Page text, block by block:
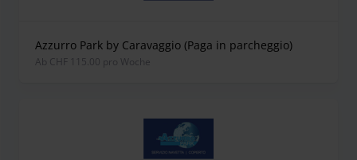
Azzurro Park by Caravaggio (Paga in parcheggio)
ab CHF 115.00 pro Woche